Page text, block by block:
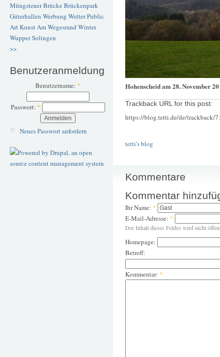
Müngstener BrückeBrückenpark
Güterhallen Werbung WetterPublic
ArtKunstAm Wegesrand Winter
WupperSolingen
>>
Benutzeranmeldung
Benutzername: *
Passwort: *
Neues Passwort anfordern
Hohenscheid am 28. November
Trackback URL for this post:
https://blog.tetti.de/de/trackback/
tetti's blog
Kommentare
Kommentar
Ihr Name: *
E-Mail-Adresse: *
Der Inhalt dieses Feldes wird nicht
Homepage:
Betreff:
Kommentar: *